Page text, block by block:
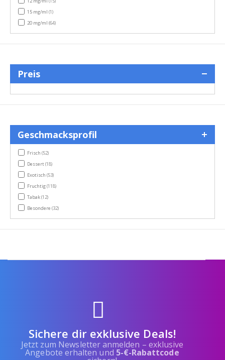
15 mg/ml(1)item
20 mg/ml(64)items
Preis
Geschmacksprofil
Frisch(52)items
Dessert(18)items
Exotisch(53)items
Fruchtig(118)items
Tabak(12)items
Besondere(32)items
Sichere dir exklusive Deals!
Jetzt zum Newsletter anmelden – exklusive
Angebote erhalten und 5-€-Rabattcode